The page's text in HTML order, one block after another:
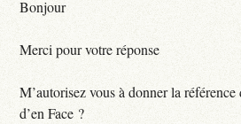
Bonjour
Merci pour votre réponse
M’autorisez vous à donner la
d’en Face ?